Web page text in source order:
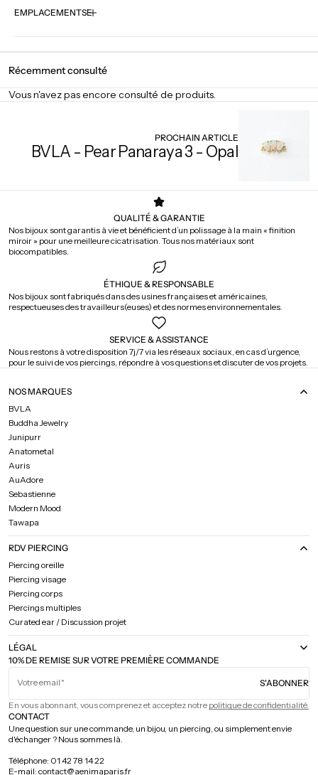
Opal
Diamond
Opal
Diamond
EMPLACEMENTS
Récemment consulté
Vous n'avez pas encore consulté de produits.
PROCHAIN ARTICLE
BVLA - Pear Panaraya 3 - Opal
QUALITÉ & GARANTIE
Nos bijoux sont garantis à vie et bénéficient d’un polissage à la main « finition
miroir » pour une meilleure cicatrisation. Tous nos matériaux sont
biocompatibles.
ÉTHIQUE & RESPONSABLE
Nos bijoux sont fabriqués dans des usines françaises et américaines,
respectueuses des travailleurs(euses) et des normes environnementales.
SERVICE & ASSISTANCE
Nous restons à votre disposition 7j/7 via les réseaux sociaux, en cas d’urgence,
pour le suivi de vos piercings, répondre à vos questions et discuter de vos projets.
10% DE REMISE SUR VOTRE PREMIÈRE COMMANDE
Votre email S'ABONNER
En vous abonnant, vous comprenez et acceptez notre politique de confidentialité.
NOS MARQUES
BVLA
Buddha Jewelry
Junipurr
Anatometal
Auris
AuAdore
Sebastienne
Modern Mood
Tawapa
RDV PIERCING
Piercing oreille
Piercing visage
Piercing corps
Piercings multiples
Curated ear / Discussion projet
LÉGAL
CONTACT
Une question sur une commande, un bijou, un piercing, ou simplement envie
d'échanger ? Nous sommes là.
Téléphone: 01 42 78 14 22
E-mail: contact@aenimaparis.fr